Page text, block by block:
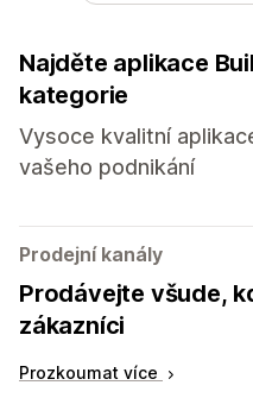
Najděte aplikace
kategorie
Vysoce kvalitní
vašeho podnikání
Prodejní kanály
Prodávejte všude,
zákazníci
Prozkoumat více